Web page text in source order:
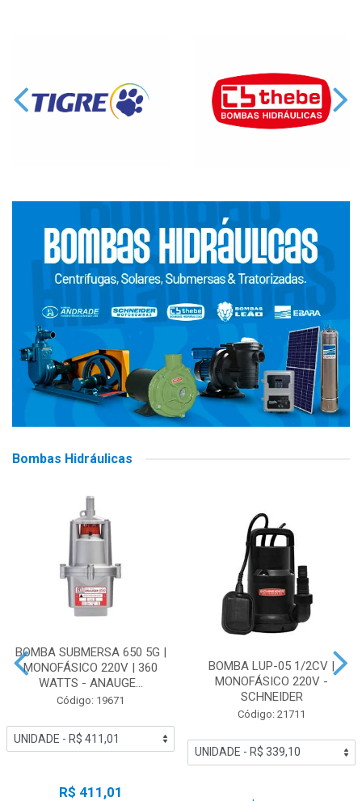
Bombas Hidráulicas
BOMBA SUBMERSA 650 5G |
MONOFÁSICO 220V | 360
WATTS - ANAUGE...
Código: 19671
R$ 411,01
BOMBA LUP-05 1/2CV |
MONOFÁSICO 220V -
SCHNEIDER
Código: 21711